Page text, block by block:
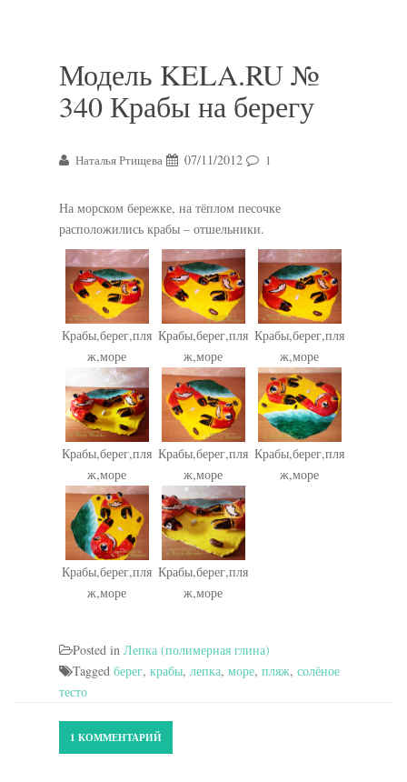
Модель KELA.RU №
340 Крабы на берегу
Наталья Ртищева 07/11/2012 1
На морском бережке, на тёплом песочке
расположились крабы – отшельники.
Крабы,берег,пля
ж,море
Крабы,берег,пля
ж,море
Крабы,берег,пля
ж,море
Крабы,берег,пля
ж,море
Крабы,берег,пля
ж,море
Крабы,берег,пля
ж,море
Крабы,берег,пля
ж,море
Крабы,берег,пля
ж,море
Posted in Лепка (полимерная глина)
Tagged берег, крабы, лепка, море, пляж, солёное
тесто
1 КОММЕНТАРИЙ